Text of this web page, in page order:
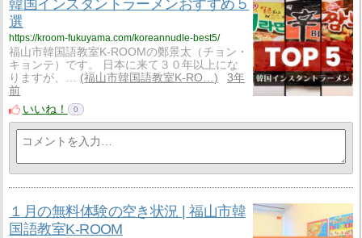
韓国インスタントラーメンおすすめ５
選
https://kroom-fukuyama.com/koreannudle-best5/
福山市韓国語教室K-ROOMの鄭景太（チョン・
キョンテ）です。 日本に来て３０年以上にな
りますが、…
福山市韓国語教室K-RO…
3年
前
いいね！
0
１月の無料体験の空き状況 | 福山市韓
国語教室K-ROOM